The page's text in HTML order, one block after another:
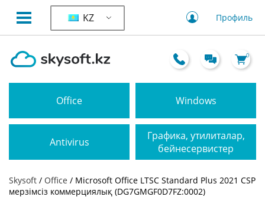
KZ Профиль
0
Office Windows
Antivirus
Графика, утилиталар,
бейнесервистер
Skysoft / Office / Microsoft Office LTSC Standard Plus 2021 CSP
мерзімсіз коммерциялық (DG7GMGF0D7FZ:0002)